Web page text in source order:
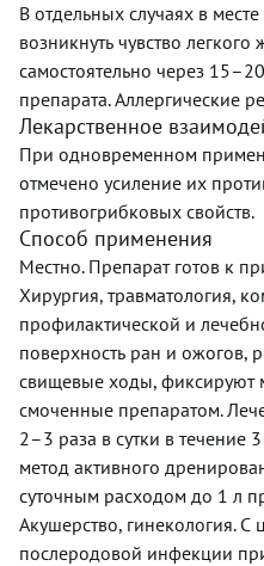
В отдельных случаях в
возникнуть чувство
самостоятельно через
препарата. Аллергические
Лекарственное
При одновременном
отмечено усиление их
противогрибковых свойств.
Способ применения
Местно. Препарат готов к
Хирургия, травматология,
профилактической и
поверхность ран и ожогов,
свищевые ходы, фиксируют
смоченные препаратом.
2–3 раза в сутки в течение
метод активного
суточным расходом до 1 л
Акушерство, гинекология.
послеродовой инфекции